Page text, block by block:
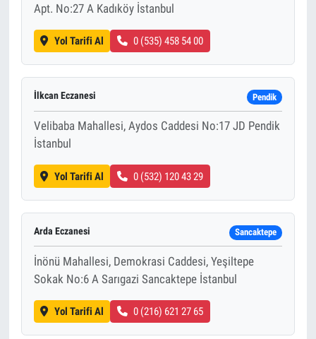
Apt. No:27 A Kadıköy İstanbul
Yol Tarifi Al 0 (535) 458 54 00
İlkcan Eczanesi Pendik
Velibaba Mahallesi, Aydos Caddesi No:17 JD Pendik
İstanbul
Yol Tarifi Al 0 (532) 120 43 29
Arda Eczanesi Sancaktepe
İnönü Mahallesi, Demokrasi Caddesi, Yeşiltepe
Sokak No:6 A Sarıgazi Sancaktepe İstanbul
Yol Tarifi Al 0 (216) 621 27 65